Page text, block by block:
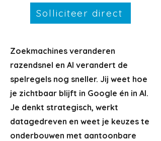
Solliciteer direct
Zoekmachines veranderen
razendsnel en AI verandert de
spelregels nog sneller. Jij weet hoe
je zichtbaar blijft in Google én in AI.
Je denkt strategisch, werkt
datagedreven en weet je keuzes te
onderbouwen met aantoonbare